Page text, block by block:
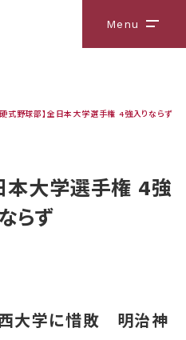
Menu メニ
硬式野球部】全日本大学選手権 4強入りならず
本大学選手権 4強
らず
大学に惜敗 明治神